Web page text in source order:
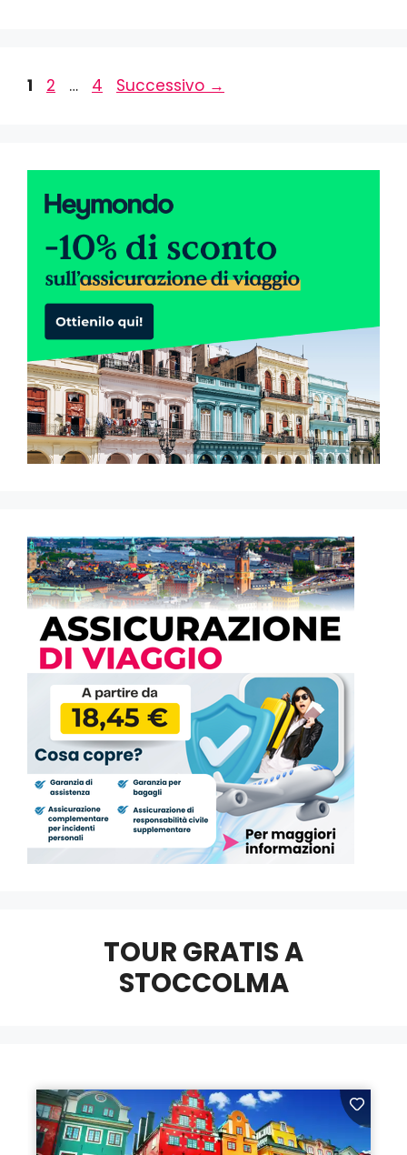
1 2 … 4 Successivo →
TOUR GRATIS A
STOCCOLMA